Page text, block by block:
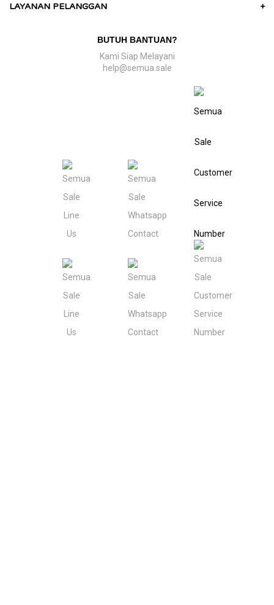
LAYANAN PELANGGAN +
BUTUH BANTUAN?
Kami Siap Melayani
help@semua.sale